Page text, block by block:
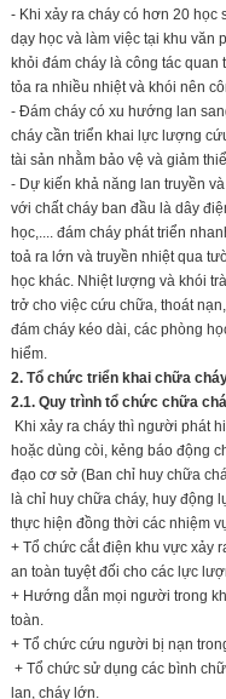
- Khi xảy ra cháy có hơn 20 học
dạy học và làm việc tại khu văn
khỏi đám cháy là công tác
tỏa ra nhiều nhiệt và khói nên
- Đám cháy có xu hướng lan
cháy cần triển khai lực lượng
tài sản nhằm bảo vệ và giảm
- Dự kiến khả năng lan truyền
với chất cháy ban đầu là dây
học,.... đám cháy phát triển
toả ra lớn và truyền nhiệt qua
học khác. Nhiệt lượng và khói
trở cho việc cứu chữa, thoát
đám cháy kéo dài, các phòng
hiểm.
2. Tổ chức triển khai chữa
2.1. Quy trình tổ chức chữa
Khi xảy ra cháy thì người phát
hoặc dùng còi, kẻng báo động
đạo cơ sở (Ban chỉ huy chữa
là chỉ huy chữa cháy, huy động
thực hiện đồng thời các nhiệm
+ Tổ chức cắt điện khu vực xảy
an toàn tuyệt đối cho các lực
+ Hướng dẫn mọi người trong
toàn.
+ Tổ chức cứu người bị nạn
+ Tổ chức sử dụng các bình
lan, cháy lớn.